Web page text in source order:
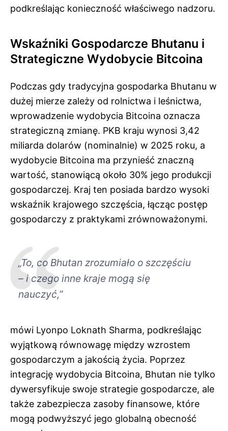
podkreślając konieczność właściwego nadzoru.
Wskaźniki Gospodarcze Bhutanu i
Strategiczne Wydobycie Bitcoina
Podczas gdy tradycyjna gospodarka Bhutanu w
dużej mierze zależy od rolnictwa i leśnictwa,
wprowadzenie wydobycia Bitcoina oznacza
strategiczną zmianę. PKB kraju wynosi 3,42
miliarda dolarów (nominalnie) w 2025 roku, a
wydobycie Bitcoina ma przynieść znaczną
wartość, stanowiącą około 30% jego produkcji
gospodarczej. Kraj ten posiada bardzo wysoki
wskaźnik krajowego szczęścia, łącząc postęp
gospodarczy z praktykami zrównoważonymi.
„To, co Bhutan zrozumiało o szczęściu
– i czego inne kraje mogą się
nauczyć,”
mówi Lyonpo Loknath Sharma, podkreślając
wyjątkową równowagę między wzrostem
gospodarczym a jakością życia. Poprzez
integrację wydobycia Bitcoina, Bhutan nie tylko
dywersyfikuje swoje strategie gospodarcze, ale
także zabezpiecza zasoby finansowe, które
mogą podwyższyć jego globalną obecność